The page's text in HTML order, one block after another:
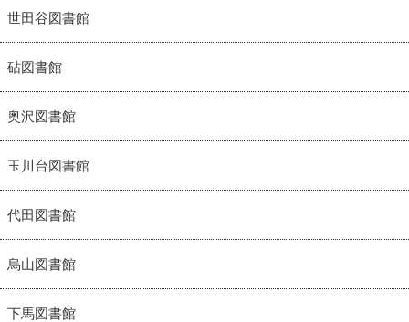
世田谷図書館
砧図書館
奥沢図書館
玉川台図書館
代田図書館
烏山図書館
下馬図書館